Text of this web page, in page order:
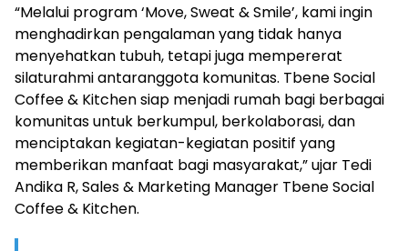
“Melalui program ‘Move, Sweat & Smile’, kami ingin
menghadirkan pengalaman yang tidak hanya
menyehatkan tubuh, tetapi juga mempererat
silaturahmi antaranggota komunitas. Tbene Social
Coffee & Kitchen siap menjadi rumah bagi berbagai
komunitas untuk berkumpul, berkolaborasi, dan
menciptakan kegiatan-kegiatan positif yang
memberikan manfaat bagi masyarakat,” ujar Tedi
Andika R, Sales & Marketing Manager Tbene Social
Coffee & Kitchen.